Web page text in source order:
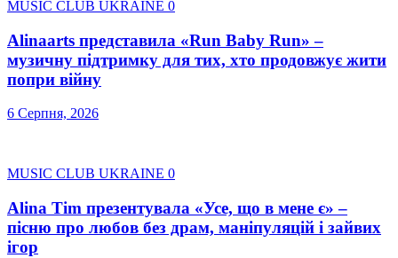
MUSIC CLUB UKRAINE 0
Alinaarts представила «Run Baby Run» –
музичну підтримку для тих, хто продовжує жити
попри війну
6 Серпня, 2026
MUSIC CLUB UKRAINE 0
Alina Tim презентувала «Усе, що в мене є» –
пісню про любов без драм, маніпуляцій і зайвих
ігор